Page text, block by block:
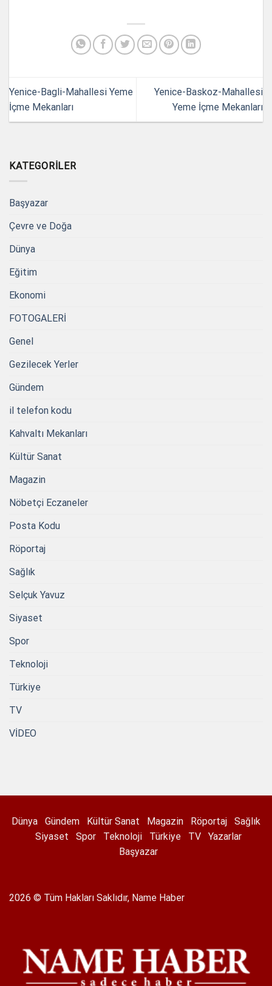
Yenice-Bagli-Mahallesi Yeme
İçme Mekanları
Yenice-Baskoz-Mahallesi
Yeme İçme Mekanları
KATEGORILER
Başyazar
Çevre ve Doğa
Dünya
Eğitim
Ekonomi
FOTOGALERİ
Genel
Gezilecek Yerler
Gündem
il telefon kodu
Kahvaltı Mekanları
Kültür Sanat
Magazin
Nöbetçi Eczaneler
Posta Kodu
Röportaj
Sağlık
Selçuk Yavuz
Siyaset
Spor
Teknoloji
Türkiye
TV
VİDEO
Dünya Gündem Kültür Sanat Magazin Röportaj
Sağlık
Siyaset
Spor Teknoloji Türkiye TV
Yazarlar
Başyazar
2026 © Tüm Hakları Saklıdır, Name Haber